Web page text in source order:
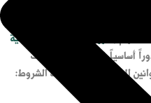
ب
شروط رفع الدعوى الجنائية
أساسياً في توجيه الإجراءات
المعمول بها. بين هذه الشروط: